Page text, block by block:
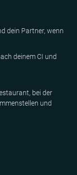
dein Partner, wenn
deinem CI und
bei der
und